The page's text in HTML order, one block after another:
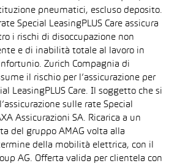
pneumatici, escluso deposito.
Special LeasingPLUS Care assicura
i rischi di disoccupazione non
e di inabilità totale al lavoro in
Zurich Compagnia di
il rischio per l’assicurazione per
LeasingPLUS Care. Il soggetto che si
sulle rate Special
Assicurazioni SA. Ricarica a un
del gruppo AMAG volta alla
della mobilità elettrica, con il
AG. Offerta valida per clientela con